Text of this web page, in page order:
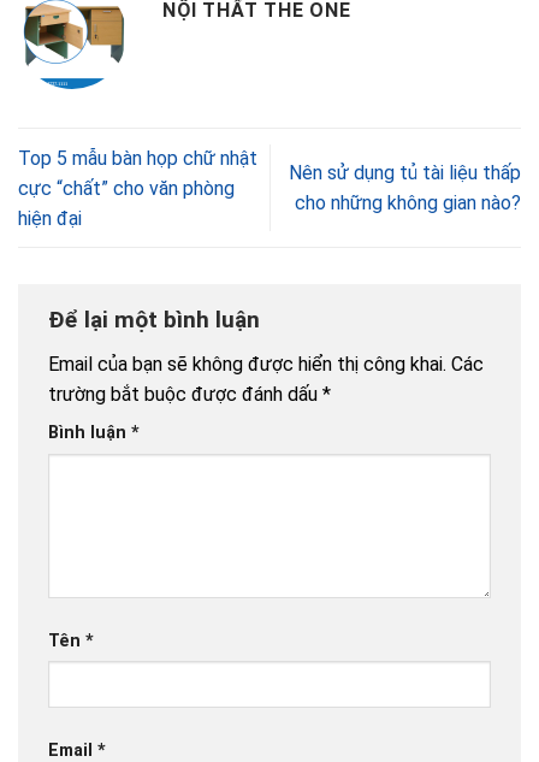
NỘI THẤT THE ONE
Top 5 mẫu bàn họp chữ nhật
cực “chất” cho văn phòng
hiện đại
Nên sử dụng tủ tài liệu thấp
cho những không gian nào?
Để lại một bình luận
Email của bạn sẽ không được hiển thị công khai. Các
trường bắt buộc được đánh dấu *
Bình luận *
Tên *
Email *